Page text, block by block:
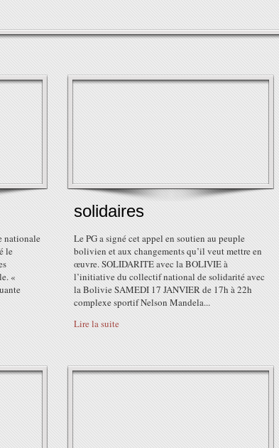
nationale
le
«
solidaires
Le PG a signé cet appel en soutien au peuple
bolivien et aux changements qu’il veut mettre en
œuvre. SOLIDARITE avec la BOLIVIE à
l’initiative du collectif national de solidarité avec
la Bolivie SAMEDI 17 JANVIER de 17h à 22h
complexe sportif Nelson Mandela...
Lire la suite